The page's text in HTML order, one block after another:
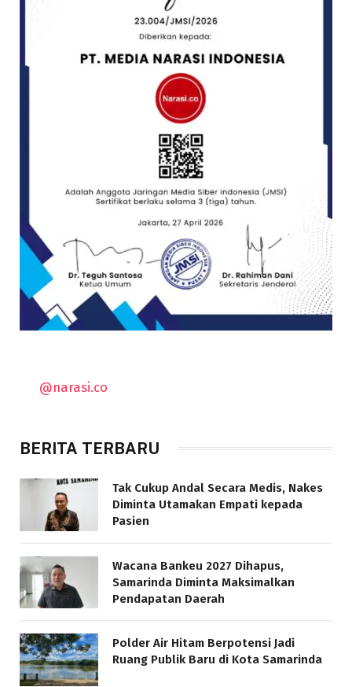
@narasi.co
BERITA TERBARU
Tak Cukup Andal Secara Medis, Nakes
Diminta Utamakan Empati kepada
Pasien
Wacana Bankeu 2027 Dihapus,
Samarinda Diminta Maksimalkan
Pendapatan Daerah
Polder Air Hitam Berpotensi Jadi
Ruang Publik Baru di Kota Samarinda